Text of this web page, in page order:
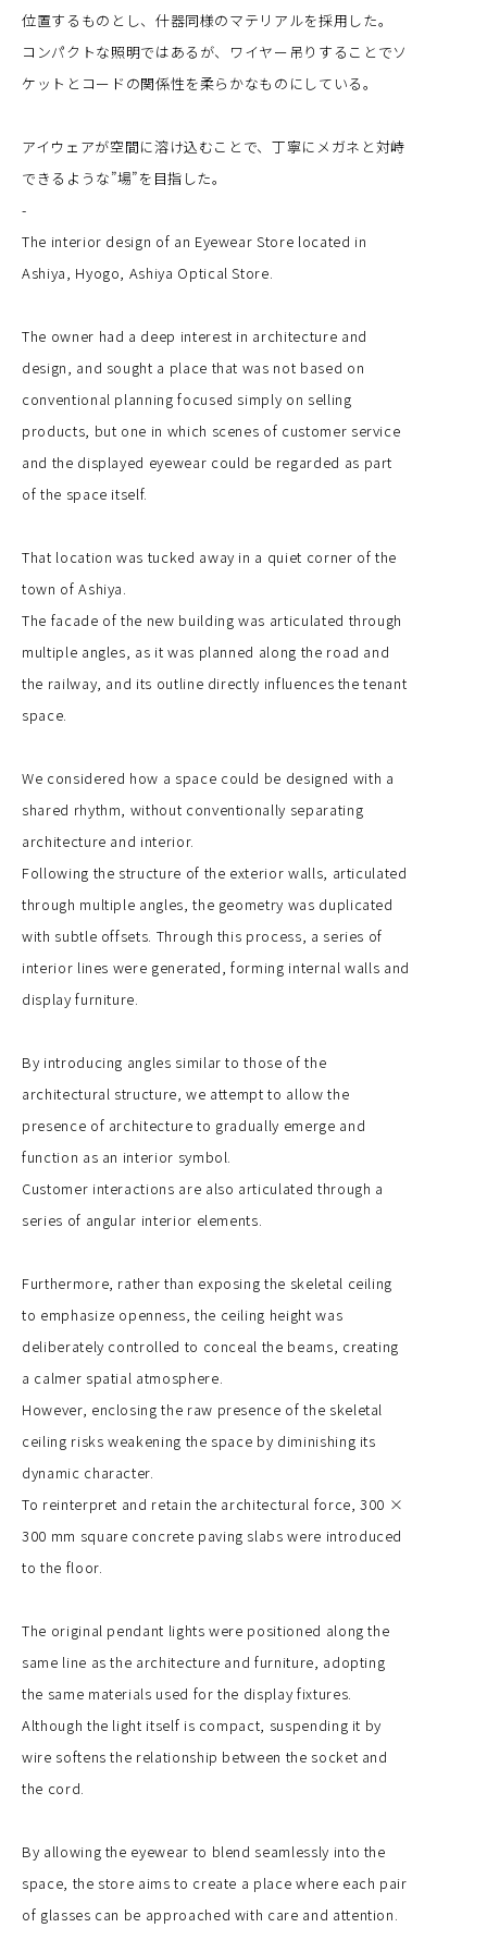
位置するものとし、什器同様のマテリアルを採用した。
コンパクトな照明ではあるが、ワイヤー吊りすることでソ
ケットとコードの関係性を柔らかなものにしている。
アイウェアが空間に溶け込むことで、丁寧にメガネと対峙
できるような”場”を目指した。
-
The interior design of an Eyewear Store located in
Ashiya, Hyogo, Ashiya Optical Store.
The owner had a deep interest in architecture and
design, and sought a place that was not based on
conventional planning focused simply on selling
products, but one in which scenes of customer service
and the displayed eyewear could be regarded as part
of the space itself.
That location was tucked away in a quiet corner of the
town of Ashiya.
The facade of the new building was articulated through
multiple angles, as it was planned along the road and
the railway, and its outline directly influences the tenant
space.
We considered how a space could be designed with a
shared rhythm, without conventionally separating
architecture and interior.
Following the structure of the exterior walls, articulated
through multiple angles, the geometry was duplicated
with subtle offsets. Through this process, a series of
interior lines were generated, forming internal walls and
display furniture.
By introducing angles similar to those of the
architectural structure, we attempt to allow the
presence of architecture to gradually emerge and
function as an interior symbol.
Customer interactions are also articulated through a
series of angular interior elements.
Furthermore, rather than exposing the skeletal ceiling
to emphasize openness, the ceiling height was
deliberately controlled to conceal the beams, creating
a calmer spatial atmosphere.
However, enclosing the raw presence of the skeletal
ceiling risks weakening the space by diminishing its
dynamic character.
To reinterpret and retain the architectural force, 300 ×
300 mm square concrete paving slabs were introduced
to the floor.
The original pendant lights were positioned along the
same line as the architecture and furniture, adopting
the same materials used for the display fixtures.
Although the light itself is compact, suspending it by
wire softens the relationship between the socket and
the cord.
By allowing the eyewear to blend seamlessly into the
space, the store aims to create a place where each pair
of glasses can be approached with care and attention.